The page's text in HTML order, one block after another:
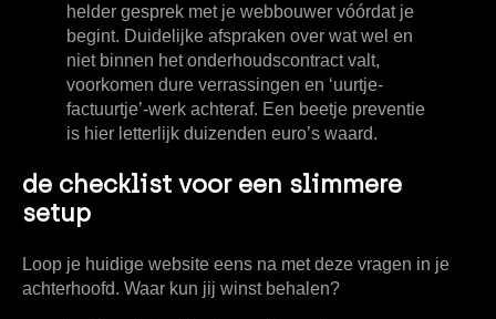
helder gesprek met je webbouwer vóórdat je
begint. Duidelijke afspraken over wat wel en
niet binnen het onderhoudscontract valt,
voorkomen dure verrassingen en ‘uurtje-
factuurtje’-werk achteraf. Een beetje preventie
is hier letterlijk duizenden euro’s waard.
de checklist voor een slimmere
setup
Loop je huidige website eens na met deze vragen in je
achterhoofd. Waar kun jij winst behalen?